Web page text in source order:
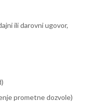
ili darovni ugovor,
prometne dozvole)